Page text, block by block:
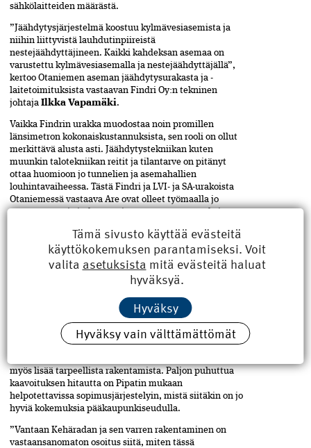
sähkölaitteiden määrästä.
”Jäähdytysjärjestelmä koostuu kylmävesiasemista ja
niihin liittyvistä lauhdutinpiireistä
nestejäähdyttäjineen. Kaikki kahdeksan asemaa on
varustettu kylmävesiasemalla ja nestejäähdyttäjällä”,
kertoo Otaniemen aseman jäähdytysurakasta ja -
laitetoimituksista vastaavan Findri Oy:n tekninen
johtaja Ilkka Vapamäki.
Vaikka Findrin urakka muodostaa noin promillen
länsimetron kokonaiskustannuksista, sen rooli on ollut
merkittävä alusta asti. Jäähdytystekniikan kuten
muunkin talotekniikan reitit ja tilantarve on pitänyt
ottaa huomioon jo tunnelien ja asemahallien
louhintavaiheessa. Tästä Findri ja LVI- ja SA-urakoista
Otaniemessä vastaava Are ovat olleet työmaalla jo
vuonna 2013 ja jatkavat töitään testausten merkeissä
Kaavoituksen
nopeuttaminen on
avain kasvuun
Rakennusteollisuus RT:n toimitusjohtaja
Tarmo
pitää länsimetron ja sen varren rakentamista
hyvänä esimerkkinä, miten yhdyskunnan toimivuutta
parantava investointi voi heijastua muuhunkin
myös lisää tarpeellista rakentamista. Paljon puhuttua
kaavoituksen hitautta on Pipatin mukaan
helpotettavissa sopimusjärjestelyin, mistä siitäkin on jo
hyviä kokemuksia pääkaupunkiseudulla.
”Vantaan Kehäradan ja sen varren rakentaminen on
vastaansanomaton osoitus siitä, miten tässä
Tämä sivusto käyttää evästeitä
käyttökokemuksen parantamiseksi. Voit
valita asetuksista mitä evästeitä haluat
hyväksyä.
Hyväksy
Hyväksy vain välttämättömät